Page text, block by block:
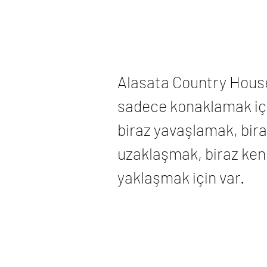
Alasata Country
sadece konaklamak
biraz yavaşlamak,
uzaklaşmak, biraz
yaklaşmak için var.